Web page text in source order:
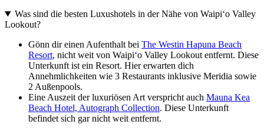
Was sind die besten Luxushotels in der Nähe von Waipiʻo Valley
Lookout?
Gönn dir einen Aufenthalt bei The Westin Hapuna Beach
Resort, nicht weit von Waipiʻo Valley Lookout entfernt. Diese
Unterkunft ist ein Resort. Hier erwarten dich
Annehmlichkeiten wie 3 Restaurants inklusive Meridia sowie
2 Außenpools.
Eine Auszeit der luxuriösen Art verspricht auch Mauna Kea
Beach Hotel, Autograph Collection. Diese Unterkunft
befindet sich gar nicht weit entfernt.